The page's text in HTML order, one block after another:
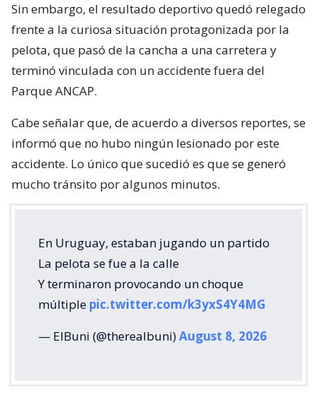
Sin embargo, el resultado deportivo quedó relegado
frente a la curiosa situación protagonizada por la
pelota, que pasó de la cancha a una carretera y
terminó vinculada con un accidente fuera del
Parque ANCAP.
Cabe señalar que, de acuerdo a diversos reportes, se
informó que no hubo ningún lesionado por este
accidente. Lo único que sucedió es que se generó
mucho tránsito por algunos minutos.
En Uruguay, estaban jugando un partido
La pelota se fue a la calle
Y terminaron provocando un choque
múltiple pic.twitter.com/k3yxS4Y4MG
— ElBuni (@therealbuni)August 8, 2026